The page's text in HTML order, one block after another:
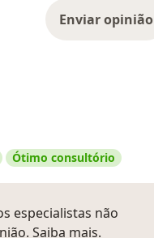
Enviar opinião
Ótimo consultório
especialistas não
Saiba mais.